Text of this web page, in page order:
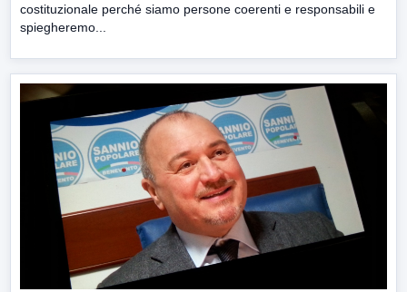
costituzionale perché siamo persone coerenti e responsabili e
spiegheremo...